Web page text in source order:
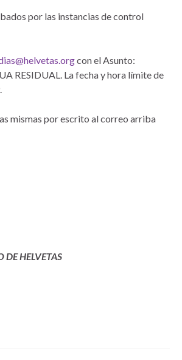
por las instancias de control
con el Asunto:
RESIDUAL. La fecha y hora límite de
mismas por escrito al correo arriba
DE HELVETAS